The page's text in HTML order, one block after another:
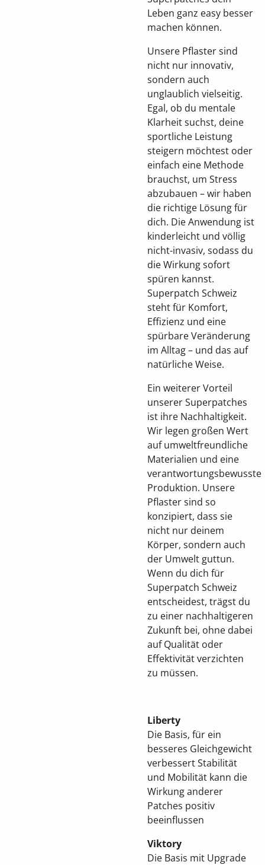
Leben ganz easy besser
machen können.
Unsere Pflaster sind
nicht nur innovativ,
sondern auch
unglaublich vielseitig.
Egal, ob du mentale
Klarheit suchst, deine
sportliche Leistung
steigern möchtest oder
einfach eine Methode
brauchst, um Stress
abzubauen – wir haben
die richtige Lösung für
dich. Die Anwendung ist
kinderleicht und völlig
nicht-invasiv, sodass du
die Wirkung sofort
spüren kannst.
Superpatch Schweiz
steht für Komfort,
Effizienz und eine
spürbare Veränderung
im Alltag – und das auf
natürliche Weise.
Ein weiterer Vorteil
unserer Superpatches
ist ihre Nachhaltigkeit.
Wir legen großen Wert
auf umweltfreundliche
Materialien und eine
verantwortungsbewusste
Produktion. Unsere
Pflaster sind so
konzipiert, dass sie
nicht nur deinem
Körper, sondern auch
der Umwelt guttun.
Wenn du dich für
Superpatch Schweiz
entscheidest, trägst du
zu einer nachhaltigeren
Zukunft bei, ohne dabei
auf Qualität oder
Effektivität verzichten
zu müssen.
Liberty
Die Basis, für ein
besseres Gleichgewicht
verbessert Stabilität
und Mobilität kann die
Wirkung anderer
Patches positiv
beeinflussen
Viktory
Die Basis mit Upgrade